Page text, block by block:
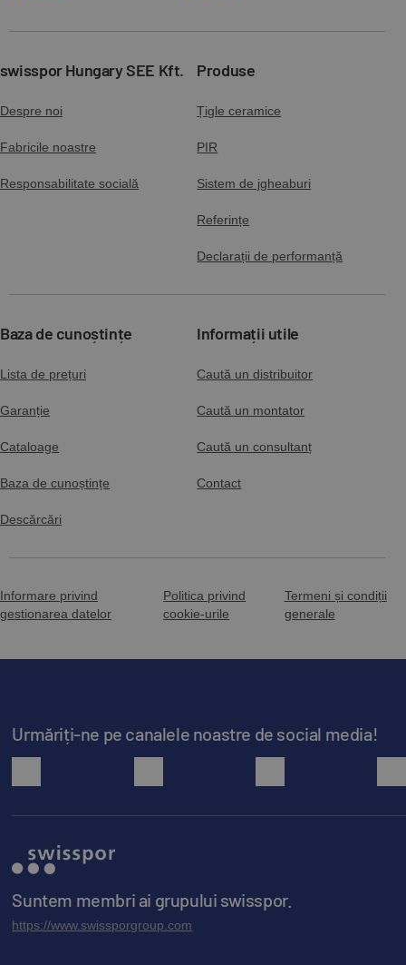
swisspor Hungary SEE Kft.
Despre noi
Fabricile noastre
Responsabilitate socială
Produse
Țigle ceramice
PIR
Sistem de jgheaburi
Referințe
Declarații de performanță
Baza de cunoștințe
Lista de prețuri
Garanție
Cataloage
Baza de cunoștințe
Descărcări
Informații utile
Caută un distribuitor
Caută un montator
Caută un consultanț
Contact
Informare privind
gestionarea datelor
Politica privind
cookie-urile
Termeni și condiții
generale
Urmăriți-ne pe canalele noastre de social media!
facebook youtube instagram
Suntem membri ai grupului swisspor.
https://www.swissporgroup.com